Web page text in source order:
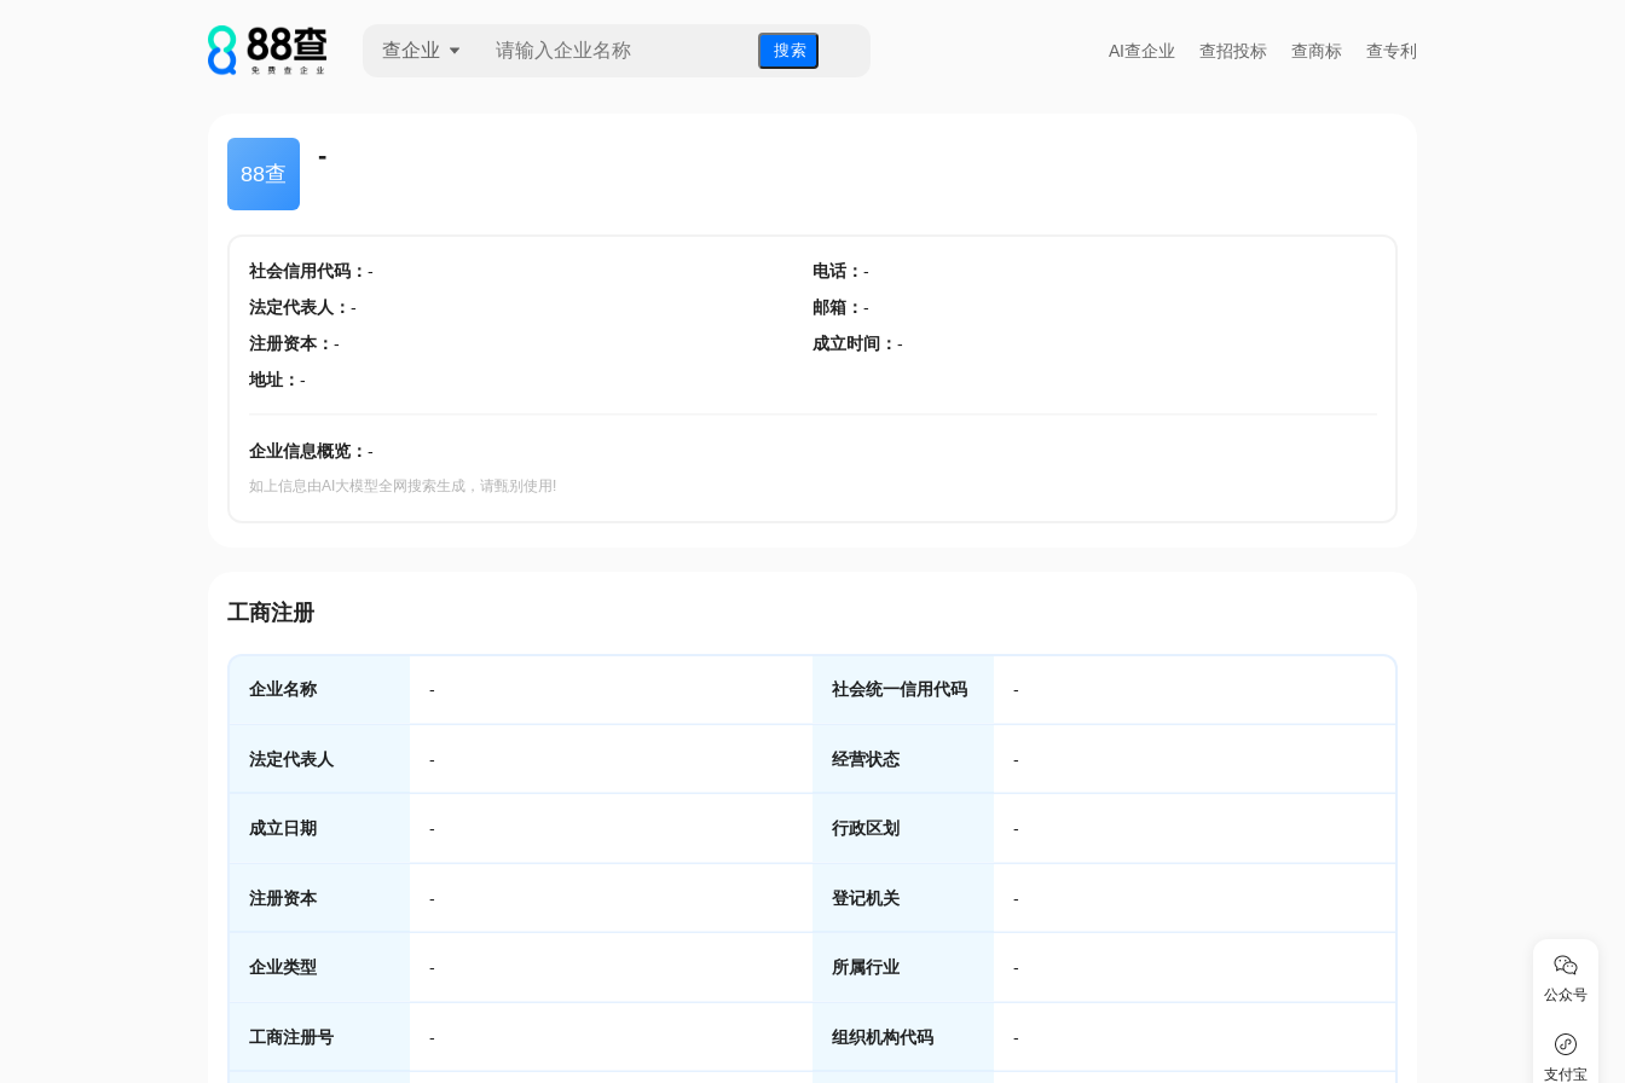
查企业 搜 索 AI查企业 查招投标 查商标 查专利
88查
-
社会信用代码： - 电话： -
法定代表人 ： - 邮箱 ： -
注册资本： - 成立时间 ： -
地址： -
企业信息概览： -
如上信息由AI大模型全网搜索生成，请甄别使用!
工商注册
企业名称 - 社会统一信用代码 -
法定代表人 - 经营状态 -
成立日期 - 行政区划 -
注册资本 - 登记机关 -
企业类型 - 所属行业 -
工商注册号 - 组织机构代码 -
公众号
支付宝